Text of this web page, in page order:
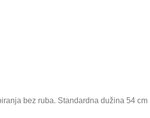
bez ruba. Standardna dužina 54 cm